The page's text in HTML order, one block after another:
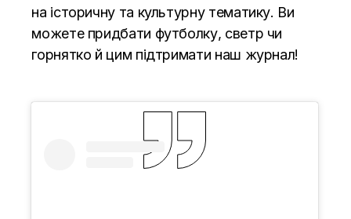
на історичну та культурну тематику. Ви
можете придбати футболку, светр чи
горнятко й цим підтримати наш журнал!